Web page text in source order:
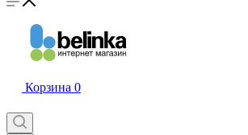
Корзина 0